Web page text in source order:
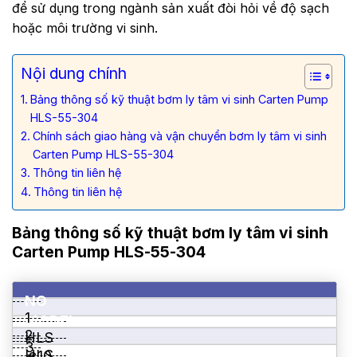
để sử dụng trong ngành sản xuất đòi hỏi về độ sạch
hoặc môi trường vi sinh.
Nội dung chính
Bảng thông số kỹ thuật bơm ly tâm vi sinh Carten Pump
HLS-55-304
Chính sách giao hàng và vận chuyển bơm ly tâm vi sinh
Carten Pump HLS-55-304
Thông tin liên hệ
Thông tin liên hệ
Bảng thông số kỹ thuật bơm ly tâm vi sinh
Carten Pump HLS-55-304
NO
MODEL
1
HLS
2
3